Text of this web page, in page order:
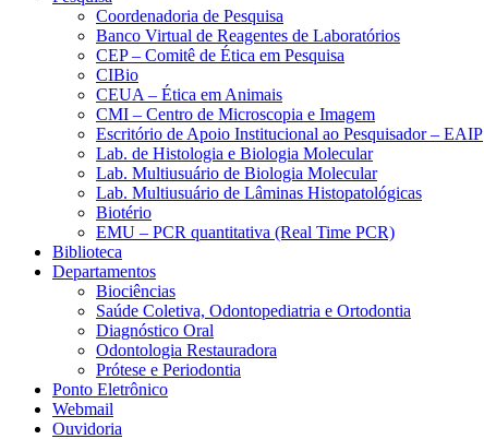
Coordenadoria de Pesquisa
Banco Virtual de Reagentes de Laboratórios
CEP – Comitê de Ética em Pesquisa
CIBio
CEUA – Ética em Animais
CMI – Centro de Microscopia e Imagem
Escritório de Apoio Institucional ao Pesquisador – EAIP
Lab. de Histologia e Biologia Molecular
Lab. Multiusuário de Biologia Molecular
Lab. Multiusuário de Lâminas Histopatológicas
Biotério
EMU – PCR quantitativa (Real Time PCR)
Biblioteca
Departamentos
Biociências
Saúde Coletiva, Odontopediatria e Ortodontia
Diagnóstico Oral
Odontologia Restauradora
Prótese e Periodontia
Ponto Eletrônico
Webmail
Ouvidoria